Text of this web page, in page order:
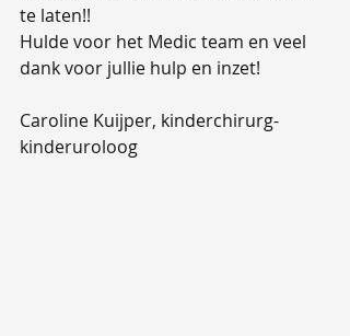
te laten!!
Hulde voor het Medic team en veel
dank voor jullie hulp en inzet!
Caroline Kuijper, kinderchirurg-
kinderuroloog